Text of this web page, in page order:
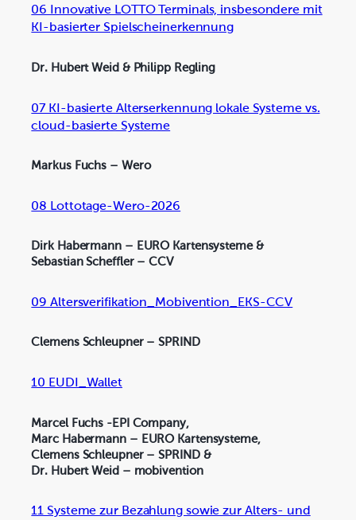
06 Innovative LOTTO Terminals, insbesondere mit
KI-basierter Spielscheinerkennung
Dr. Hubert Weid & Philipp Regling
07 KI-basierte Alterserkennung lokale Systeme vs.
cloud-basierte Systeme
Markus Fuchs – Wero
08 Lottotage-Wero-2026
Dirk Habermann – EURO Kartensysteme &
Sebastian Scheffler – CCV
09 Altersverifikation_Mobivention_EKS-CCV
Clemens Schleupner – SPRIND
10 EUDI_Wallet
Marcel Fuchs -EPI Company,
Marc Habermann – EURO Kartensysteme,
Clemens Schleupner – SPRIND &
Dr. Hubert Weid – mobivention
11 Systeme zur Bezahlung sowie zur Alters- und